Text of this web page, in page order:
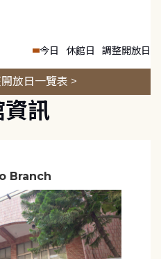
今日 休館日 調整開放日
放日一覽表 >
訊
Branch